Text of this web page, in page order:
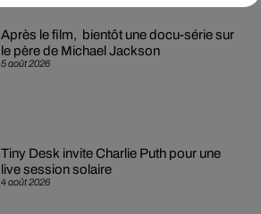
5 août 2026
Après le film, bientôt une docu-série sur
le père de Michael Jackson
4 août 2026
Tiny Desk invite Charlie Puth pour une
live session solaire